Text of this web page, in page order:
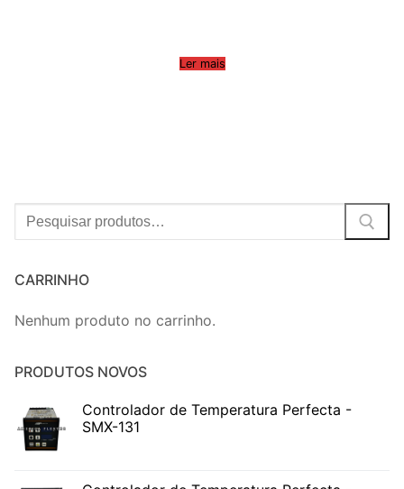
Ler mais
Procurar:
CARRINHO
Nenhum produto no carrinho.
PRODUTOS NOVOS
Controlador de Temperatura Perfecta -
SMX-131